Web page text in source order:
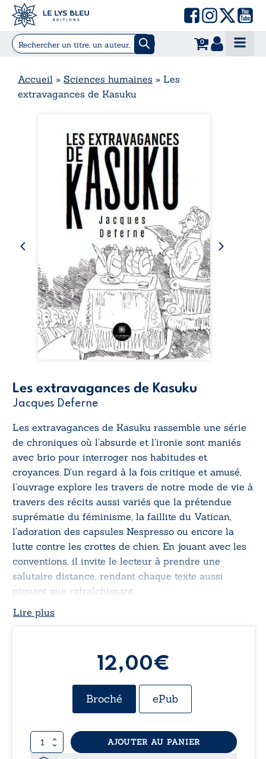
0
Accueil » Sciences humaines » Les
extravagances de Kasuku
Les extravagances de Kasuku
Jacques Deferne
Les extravagances de Kasuku rassemble une série
de chroniques où l’absurde et l’ironie sont maniés
avec brio pour interroger nos habitudes et
croyances. D’un regard à la fois critique et amusé,
l’ouvrage explore les travers de notre mode de vie à
travers des récits aussi variés que la prétendue
suprématie du féminisme, la faillite du Vatican,
l’adoration des capsules Nespresso ou encore la
lutte contre les crottes de chien. En jouant avec les
conventions, il invite le lecteur à prendre une
salutaire distance, rendant chaque texte aussi
piquant que rafraîchissant.
Lire plus
12,00€
Broché ePub
quantité
de
AJOUTER AU PANIER